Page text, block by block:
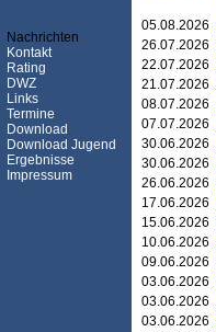
Nachrichten
Kontakt
Rating
DWZ
Links
Termine
Download
Download Jugend
Ergebnisse
Impressum
05.08.2026
26.07.2026
22.07.2026
21.07.2026
08.07.2026
07.07.2026
30.06.2026
30.06.2026
26.06.2026
17.06.2026
15.06.2026
10.06.2026
09.06.2026
03.06.2026
03.06.2026
03.06.2026